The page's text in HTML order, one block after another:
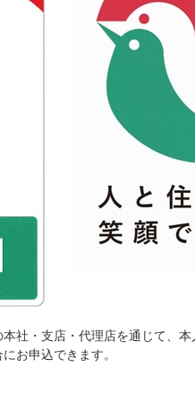
社・支店・代理店を通じて、
お申込できます。